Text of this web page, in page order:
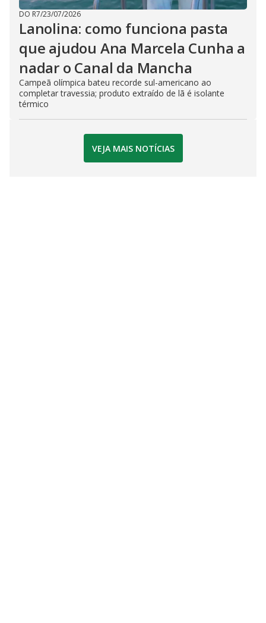
DO R7/23/07/2026
Lanolina: como funciona pasta
que ajudou Ana Marcela Cunha a
nadar o Canal da Mancha
Campeã olímpica bateu recorde sul-americano ao
completar travessia; produto extraído de lã é isolante
térmico
VEJA MAIS NOTÍCIAS